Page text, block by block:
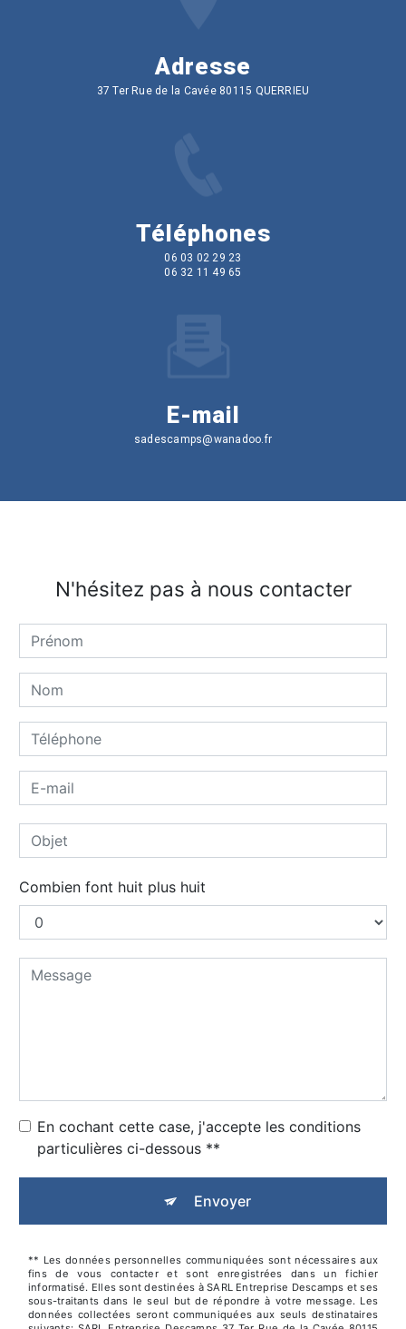
Adresse
37 Ter Rue de la Cavée 80115 QUERRIEU
Téléphones
06 03 02 29 23
06 32 11 49 65
E-mail
sadescamps@wanadoo.fr
N'hésitez pas à nous contacter
Combien font huit plus huit
En cochant cette case, j'accepte les conditions
particulières ci-dessous **
Envoyer
** Les données personnelles communiquées sont nécessaires aux
fins de vous contacter et sont enregistrées dans un fichier
informatisé. Elles sont destinées à SARL Entreprise Descamps et ses
sous-traitants dans le seul but de répondre à votre message. Les
données collectées seront communiquées aux seuls destinataires